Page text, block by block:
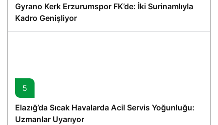
Gyrano Kerk Erzurumspor FK’de: İki Surinamlıyla
Kadro Genişliyor
5
Elazığ’da Sıcak Havalarda Acil Servis Yoğunluğu:
Uzmanlar Uyarıyor